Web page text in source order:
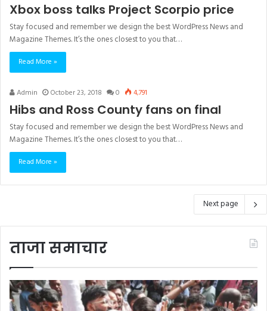
Xbox boss talks Project Scorpio price
Stay focused and remember we design the best WordPress News and
Magazine Themes. It’s the ones closest to you that…
Read More »
Admin October 23, 2018 0 4,791
Hibs and Ross County fans on final
Stay focused and remember we design the best WordPress News and
Magazine Themes. It’s the ones closest to you that…
Read More »
Next page
ताजा समाचार